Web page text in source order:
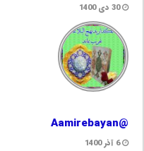
30 دی 1400
@Aamirebayan
6 آذر 1400